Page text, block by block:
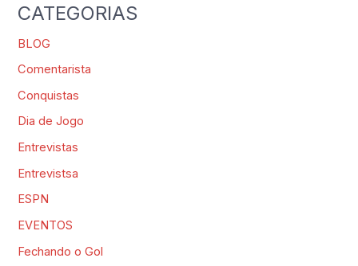
CATEGORIAS
BLOG
Comentarista
Conquistas
Dia de Jogo
Entrevistas
Entrevistsa
ESPN
EVENTOS
Fechando o Gol